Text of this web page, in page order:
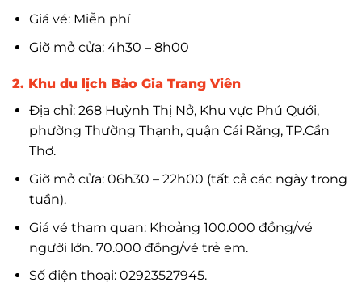
Giá vé: Miễn phí
Giờ mở cửa: 4h30 – 8h00
2. Khu du lịch Bảo Gia Trang Viên
Địa chỉ: 268 Huỳnh Thị Nở, Khu vực Phú Qưới,
phường Thường Thạnh, quận Cái Răng, TP.Cần
Thơ.
Giờ mở cửa: 06h30 – 22h00 (tất cả các ngày trong
tuần).
Giá vé tham quan: Khoảng 100.000 đồng/vé
người lớn. 70.000 đồng/vé trẻ em.
Số điện thoại: 02923527945.